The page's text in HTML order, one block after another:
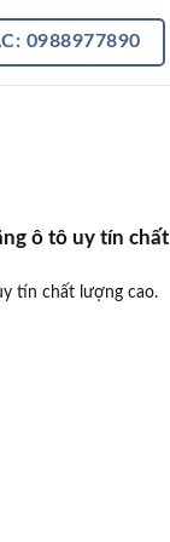
0988977890
ô tô uy tín chất
tín chất lượng cao.